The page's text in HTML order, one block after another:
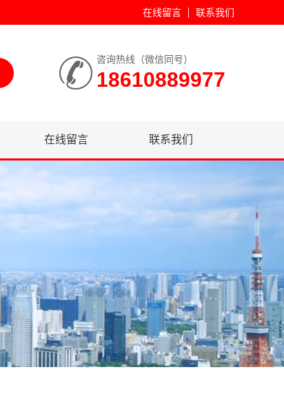
在线留言 联系我们
咨询热线（微信同号）
18610889977
在线留言 联系我们